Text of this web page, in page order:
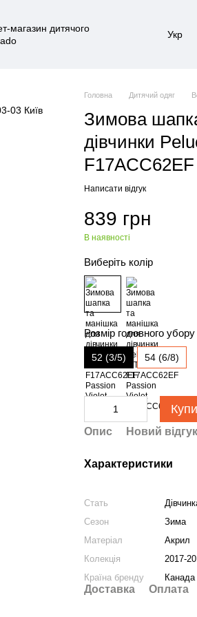
Укр
Головна Дитячий одяг
Зимова
дівчинки
Написати відгук
839 грн
В наявності
Виберіть колір
Розмір головного убору
52 (3/5) 54 (6/8)
Опис Новий
Характеристики
Стать
Сезон
Зима
Матеріал
Акрил
Колекція
2017-
Країна бренду
Канада
Доставка Оплата